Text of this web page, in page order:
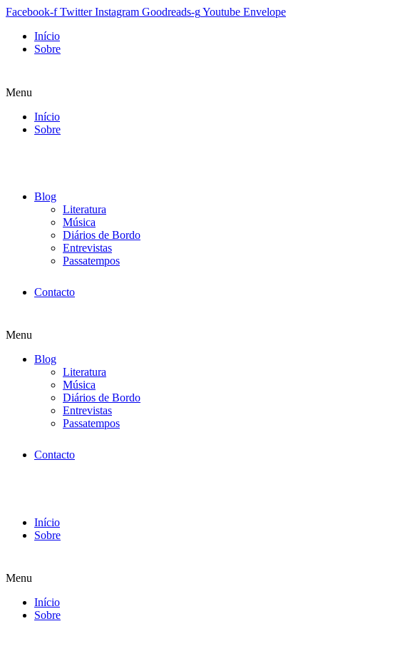
Facebook-f Twitter Instagram Goodreads-gYoutube Envelope
Início
Sobre
Menu
Início
Sobre
Blog
Literatura
Música
Diários de Bordo
Entrevistas
Passatempos
Contacto
Menu
Blog
Literatura
Música
Diários de Bordo
Entrevistas
Passatempos
Contacto
Início
Sobre
Menu
Início
Sobre